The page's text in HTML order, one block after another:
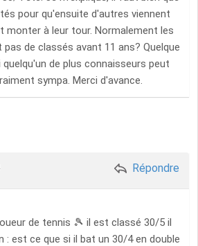
pour qu'ensuite d'autres viennent
monter à leur tour. Normalement les
de classés avant 11 ans? Quelque
quelqu'un de plus connaisseurs peut
sympa. Merci d'avance.
Répondre
de tennis 🎾 il est classé 30/5 il
: est ce que si il bat un 30/4 en double